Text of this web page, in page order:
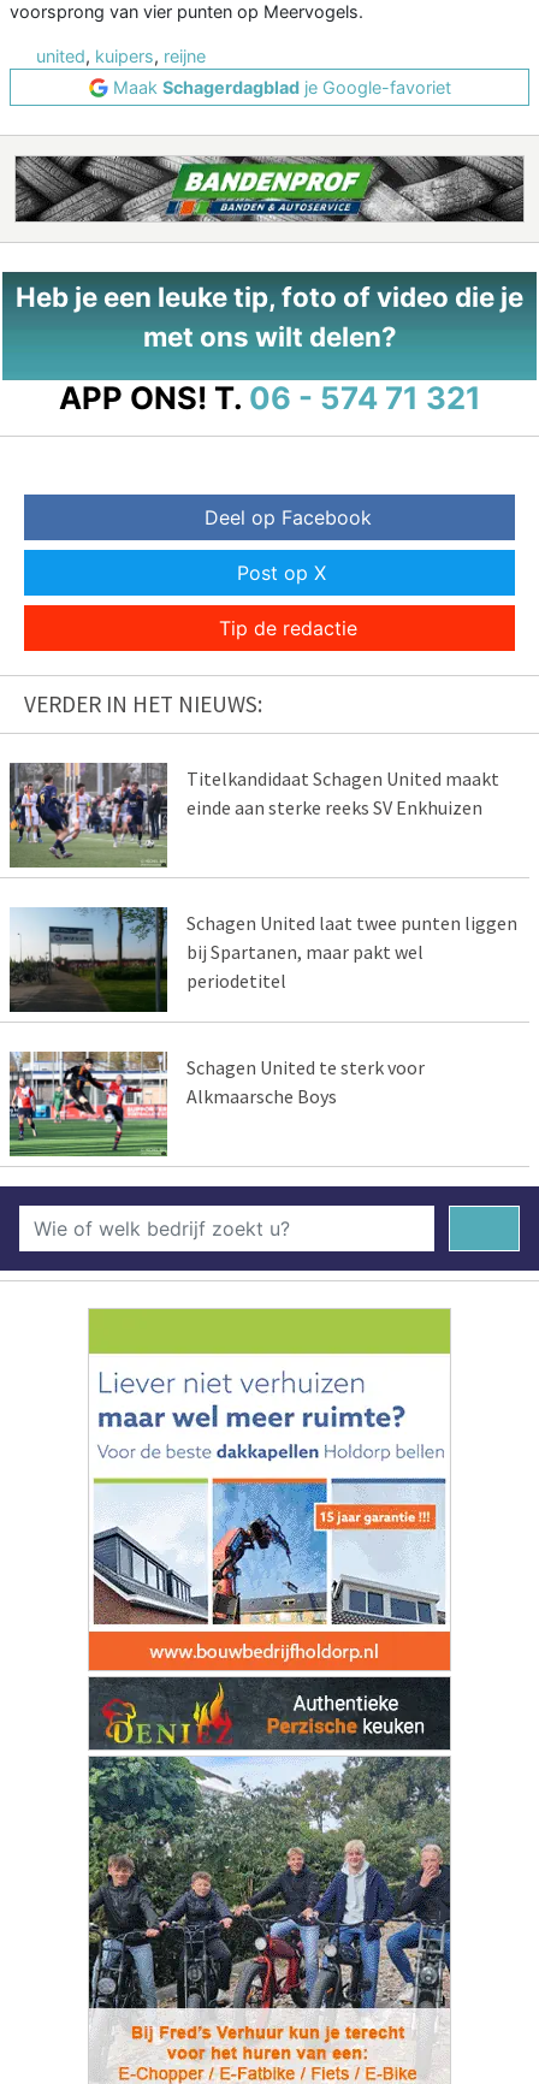
voorsprong van vier punten op Meervogels.
united, kuipers, reijne
Maak Schagerdagbladje Google-favoriet
Heb je een leuke tip, foto of video die je
met ons wilt delen?
APP ONS! T. 06 - 574 71 321
Deel op Facebook
Post op X
Tip de redactie
VERDER IN HET NIEUWS:
Titelkandidaat Schagen United maakt
einde aan sterke reeks SV Enkhuizen
Schagen United laat twee punten liggen
bij Spartanen, maar pakt wel
periodetitel
Schagen United te sterk voor
Alkmaarsche Boys